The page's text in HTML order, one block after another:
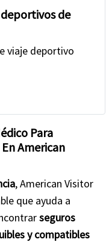
para estudiantes
esencialcomparar
estudiantes
de la
inquietud, no dude
para
que
y se alinea con
y
de
viaje deportivo
Para
American
, American Visitor
que ayuda a
seguros
y compatibles